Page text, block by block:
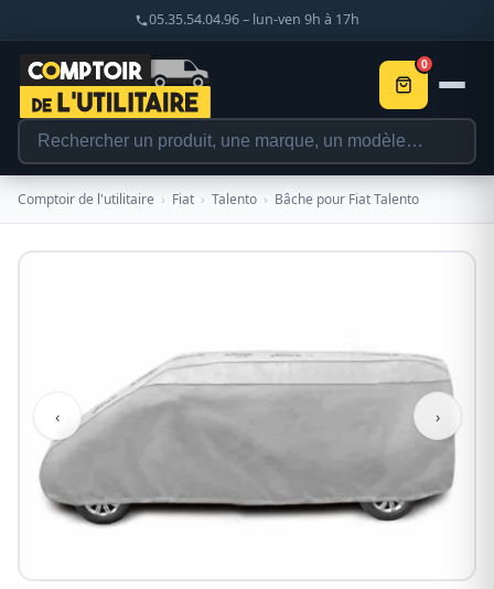
05.35.54.04.96 – lun-ven 9h à 17h
0
Comptoir de l'utilitaire › Fiat › Talento › Bâche pour Fiat Talento
‹ ›